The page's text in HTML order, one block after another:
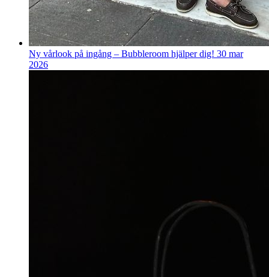
Ny vårlook på ingång – Bubbleroom hjälper dig! 30 mar
2026